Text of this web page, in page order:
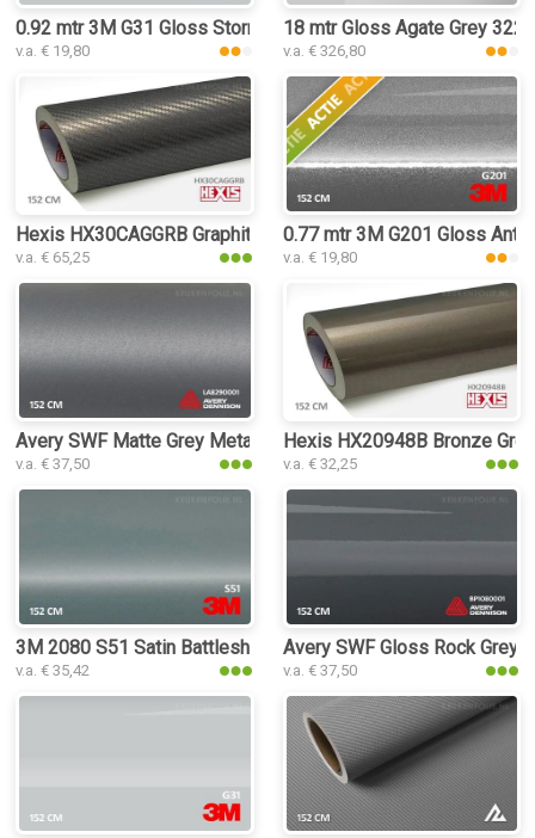
0.92 mtr 3M G31 Gloss Storm Gray
v.a. € 19,80
18 mtr Gloss Agate Grey
v.a. € 326,80
Hexis HX30CAGGRB Graphite Grey Carbon Gloss keukenfolie
v.a. € 65,25
0.77 mtr 3M G201 Gloss
v.a. € 19,80
Avery SWF Matte Grey Metallic keukenfolie
v.a. € 37,50
Hexis HX20948B Bronze
v.a. € 32,25
3M 2080 S51 Satin Battleship Gray keukenfolie
v.a. € 35,42
Avery SWF Gloss Rock Grey
v.a. € 37,50